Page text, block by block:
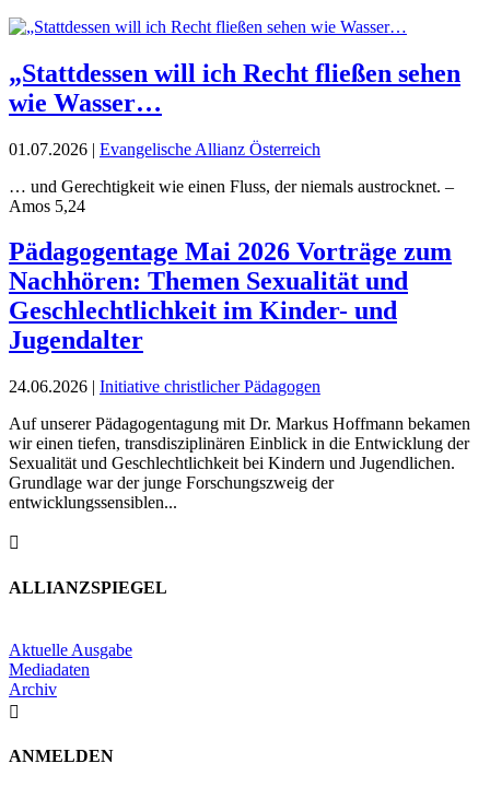
„Stattdessen will ich Recht fließen sehen
wie Wasser…
01.07.2026 | Evangelische Allianz Österreich
… und Gerechtigkeit wie einen Fluss, der niemals austrocknet. –
Amos 5,24
Pädagogentage Mai 2026 Vorträge zum
Nachhören: Themen Sexualität und
Geschlechtlichkeit im Kinder- und
Jugendalter
24.06.2026 | Initiative christlicher Pädagogen
Auf unserer Pädagogentagung mit Dr. Markus Hoffmann bekamen
wir einen tiefen, transdisziplinären Einblick in die Entwicklung der
Sexualität und Geschlechtlichkeit bei Kindern und Jugendlichen.
Grundlage war der junge Forschungszweig der
entwicklungssensiblen...

ALLIANZSPIEGEL
Aktuelle Ausgabe
Mediadaten
Archiv

ANMELDEN